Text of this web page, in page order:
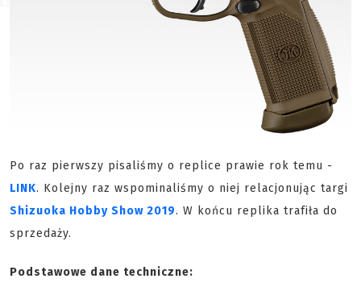
Po raz pierwszy pisaliśmy o replice prawie rok temu -
LINK. Kolejny raz wspominaliśmy o niej relacjonując targi
Shizuoka Hobby Show 2019. W końcu replika trafiła do
sprzedaży.
Podstawowe dane techniczne: